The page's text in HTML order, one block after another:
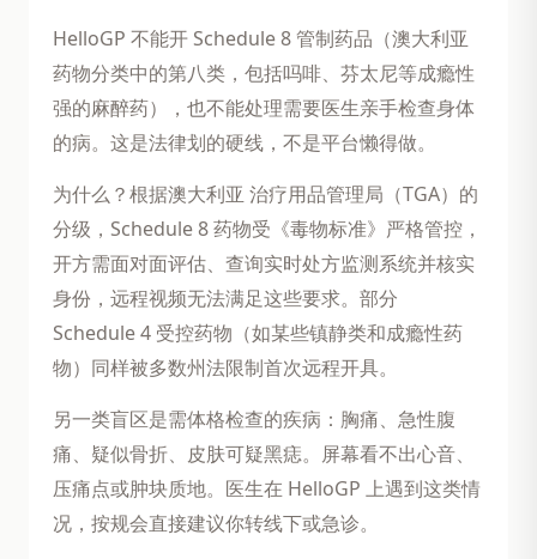
HelloGP 不能开 Schedule 8 管制药品（澳大利亚
药物分类中的第八类，包括吗啡、芬太尼等成瘾性
强的麻醉药），也不能处理需要医生亲手检查身体
的病。这是法律划的硬线，不是平台懒得做。
为什么？根据澳大利亚 治疗用品管理局（TGA）的
分级，Schedule 8 药物受《毒物标准》严格管控，
开方需面对面评估、查询实时处方监测系统并核实
身份，远程视频无法满足这些要求。部分
Schedule 4 受控药物（如某些镇静类和成瘾性药
物）同样被多数州法限制首次远程开具。
另一类盲区是需体格检查的疾病：胸痛、急性腹
痛、疑似骨折、皮肤可疑黑痣。屏幕看不出心音、
压痛点或肿块质地。医生在 HelloGP 上遇到这类情
况，按规会直接建议你转线下或急诊。